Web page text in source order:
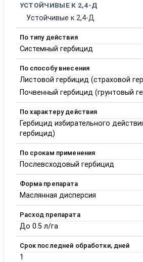
УСТОЙЧИВЫЕ К 2,4-Д
Устойчивые к 2,4-Д
По типу действия
Системный гербицид
По способу внесения
Листовой гербицид (страховой
Почвенный гербицид (грунтовый
По характеру действия
Гербицид избирательного
гербицид)
По срокам применения
Послевсходовый гербицид
Форма препарата
Маслянная дисперсия
Расход препарата
До 0.5 л/га
Срок последней обработки, дней
1